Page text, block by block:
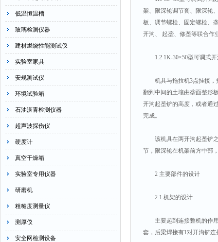
低温恒温槽
玻璃检测仪器
建材燃烧性能测试仪
实验室家具
安规测试仪
环境试验箱
石油沥青检测仪器
超声波探伤仪
硬度计
真空干燥箱
实验室专用仪器
研磨机
粗糙度测量仪
测厚仪
安全网检测设备
架、限深轮调节套、限深轮
板、调节螺栓、固定螺栓、
开沟、 起垄、修垄等联合作
1.2 1K-30×50型可调式开
机具与拖拉机3点挂接，
翻到中间的土壤由垄面整形
开沟起垄铲的高度，或者通
完成。
该机具在两开沟起垄铲之
节，限深轮在机架前方中部
2 主要部件的设计
2.1 机架的设计
主要起到连接整机的作用
套，后梁焊接有1对开沟铲